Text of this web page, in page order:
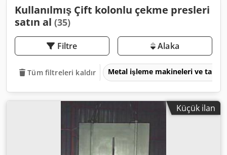
Kullanılmış Çift kolonlu çekme presleri
satın al (35)
Filtre Alaka
Tüm filtreleri kaldır Metal işleme makineleri ve
Küçük ilan